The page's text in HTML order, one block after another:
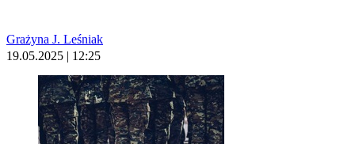
Grażyna J. Leśniak
19.05.2025 | 12:25